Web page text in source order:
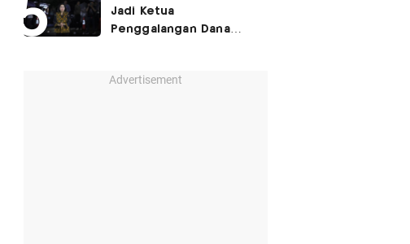
Jadi Ketua
Penggalangan Dana
Advertisement